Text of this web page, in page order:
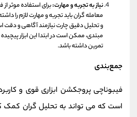
نیاز به تجربه و مهارت:برای استفاده موثر
معامله‌ گران باید تجربه و مهارت لازم را
و تحلیل دقیق چارت نیازمند آگاهی و دقت
مبتدی، ممکن است در ابتدا این ابزار پیچیده
تمرین داشته باشد.
جمع‌بندی
فیبوناچی پروجکشن ابزاری قوی و
است که می‌ تواند به تحلیل گران کمک